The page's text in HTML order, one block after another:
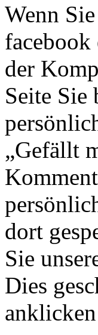
Wenn
der
Seite Sie
„Gefällt
dort
Sie
Dies